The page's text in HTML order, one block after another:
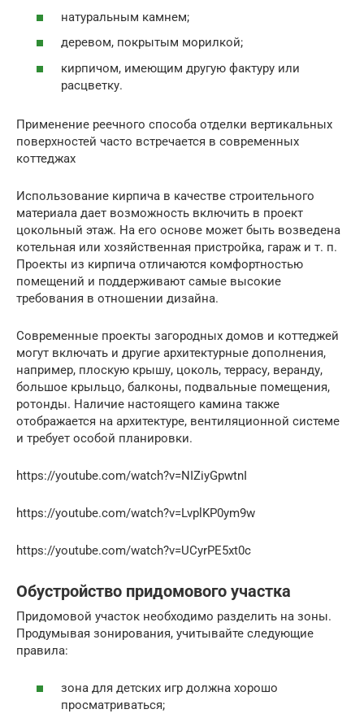
натуральным камнем;
деревом, покрытым морилкой;
кирпичом, имеющим другую фактуру или
расцветку.
Применение реечного способа отделки вертикальных
поверхностей часто встречается в современных
коттеджах
Использование кирпича в качестве строительного
материала дает возможность включить в проект
цокольный этаж. На его основе может быть возведена
котельная или хозяйственная пристройка, гараж и т. п.
Проекты из кирпича отличаются комфортностью
помещений и поддерживают самые высокие
требования в отношении дизайна.
Современные проекты загородных домов и коттеджей
могут включать и другие архитектурные дополнения,
например, плоскую крышу, цоколь, террасу, веранду,
большое крыльцо, балконы, подвальные помещения,
ротонды. Наличие настоящего камина также
отображается на архитектуре, вентиляционной системе
и требует особой планировки.
https://youtube.com/watch?v=NIZiyGpwtnI
https://youtube.com/watch?v=LvplKP0ym9w
https://youtube.com/watch?v=UCyrPE5xt0c
Обустройство придомового участка
Придомовой участок необходимо разделить на зоны.
Продумывая зонирования, учитывайте следующие
правила:
зона для детских игр должна хорошо
просматриваться;